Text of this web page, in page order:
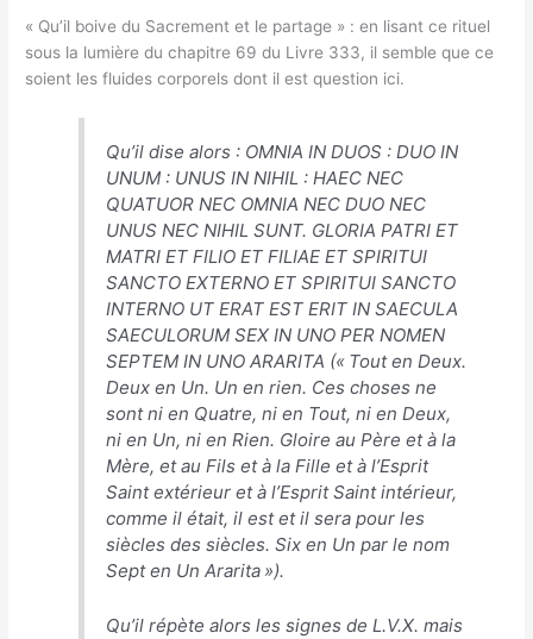
« Qu’il boive du Sacrement et le partage » : en lisant ce rituel
sous la lumière du chapitre 69 du Livre 333, il semble que ce
soient les fluides corporels dont il est question ici.
Qu’il dise alors : OMNIA IN DUOS : DUO IN
UNUM : UNUS IN NIHIL : HAEC NEC
QUATUOR NEC OMNIA NEC DUO NEC
UNUS NEC NIHIL SUNT. GLORIA PATRI ET
MATRI ET FILIO ET FILIAE ET SPIRITUI
SANCTO EXTERNO ET SPIRITUI SANCTO
INTERNO UT ERAT EST ERIT IN SAECULA
SAECULORUM SEX IN UNO PER NOMEN
SEPTEM IN UNO ARARITA (« Tout en Deux.
Deux en Un. Un en rien. Ces choses ne
sont ni en Quatre, ni en Tout, ni en Deux,
ni en Un, ni en Rien. Gloire au Père et à la
Mère, et au Fils et à la Fille et à l’Esprit
Saint extérieur et à l’Esprit Saint intérieur,
comme il était, il est et il sera pour les
siècles des siècles. Six en Un par le nom
Sept en Un Ararita »).
Qu’il répète alors les signes de L.V.X. mais